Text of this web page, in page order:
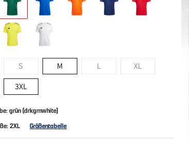
S M L
XL
3XL
grün (drkgrnwhite)
2XL Größentabelle